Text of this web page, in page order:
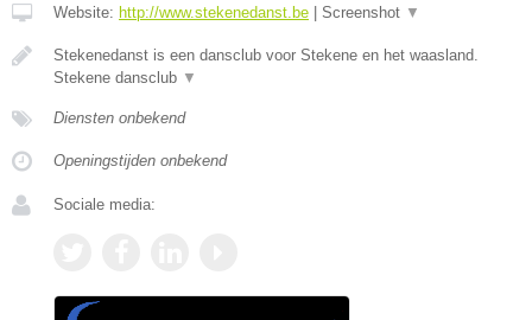
Website: http://www.stekenedanst.be Screenshot ▼
Stekenedanst is een dansclub voor Stekene en het waasland.
Stekene dansclub ▼
Diensten onbekend
Openingstijden onbekend
Sociale media: